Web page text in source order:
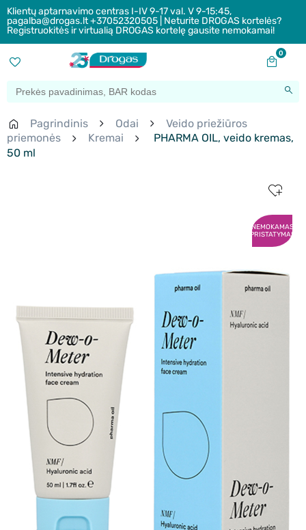
Klientų aptarnavimo centras I-IV 9-17 val. V 9-15:45,
pagalba@drogas.lt +37052320505 | Neturite DROGAS kortelės?
Registruokitės ir virtualią DROGAS kortelę gausite nemokamai!
0
Pagrindinis Odai
Veido priežiūros
priemonės
Kremai
PHARMA OIL, veido kremas,
50 ml
NEMOKAMAS
PRISTATYMAS